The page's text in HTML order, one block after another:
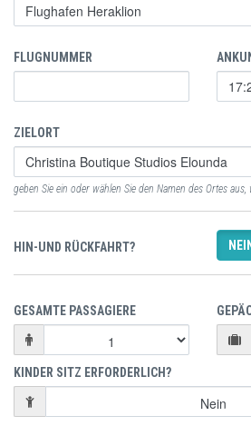
FLUGNUMMER
ZIELORT
geben Sie ein oder wählen Sie den Namen des Ortes
HIN-UND RÜCKFAHRT? NEIN
GESAMTE PASSAGIERE
KINDER SITZ ERFORDERLICH?